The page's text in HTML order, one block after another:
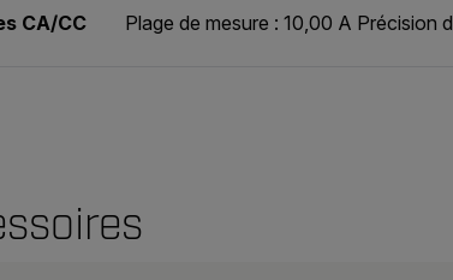
CA/CC Plage de mesure : 10,00 A Précision